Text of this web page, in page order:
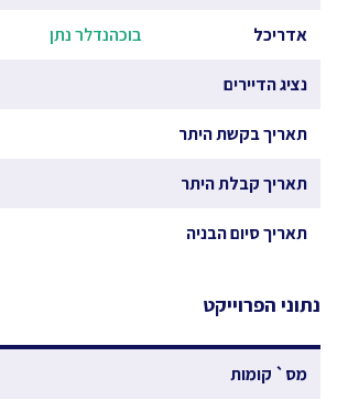
אדריכל בוכהנדלר נתן
נציג הדיירים
תאריך בקשת היתר
תאריך קבלת היתר
תאריך סיום הבניה
נתוני הפרוייקט
מס` קומות